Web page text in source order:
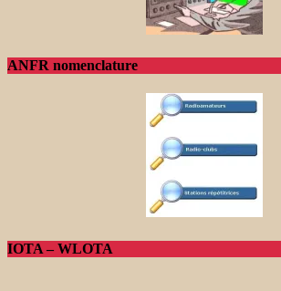
ANFR nomenclature
IOTA – WLOTA